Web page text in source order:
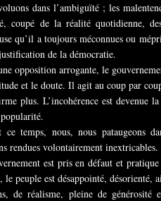
dans l’ambiguïté ; les
coupé de la réalité quotidienne,
qu’il a toujours méconnues ou
de la démocratie.
opposition arrogante, le
et le doute. Il agit au coup par
plus. L’incohérence est devenue
ce temps, nous, nous pataugeons
rendues volontairement inextricables.
est pris en défaut et
le peuple est désappointé,
de réalisme, pleine de générosité